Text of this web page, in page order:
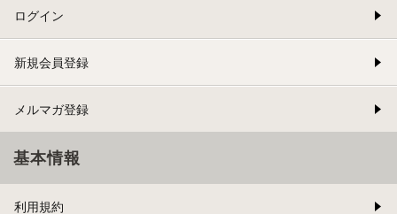
ログイン
新規会員登録
メルマガ登録
基本情報
利用規約